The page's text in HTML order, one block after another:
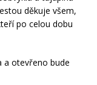
děkuje všem,
po celou dobu
a otevřeno bude